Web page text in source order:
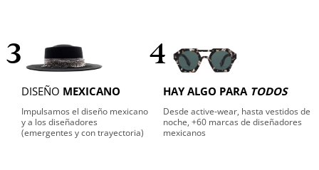
3
DISEÑO MEXICANO
Impulsamos el diseño mexicano
y a los diseñadores
(emergentes y con trayectoria)
4
HAY ALGO PARA TODOS
Desde active-wear, hasta vestidos de
noche, +60 marcas de diseñadores
mexicanos